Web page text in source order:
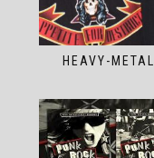
HEAVY-METAL